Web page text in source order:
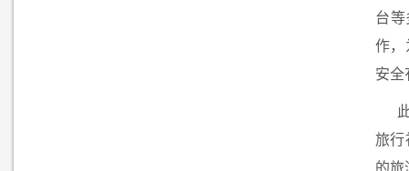
台
作，
安全
旅行
的旅